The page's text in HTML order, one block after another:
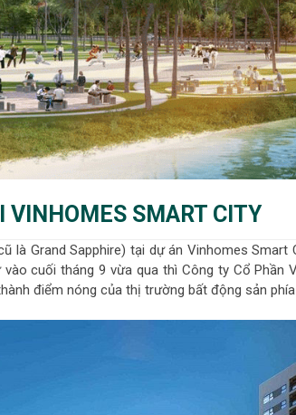
SMART CITY
là Grand Sapphire) tại dự án Vinhomes
cuối tháng 9 vừa qua thì Công ty Cổ Phần
điểm nóng của thị trường bất động sản phía